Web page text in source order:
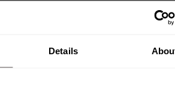
Details